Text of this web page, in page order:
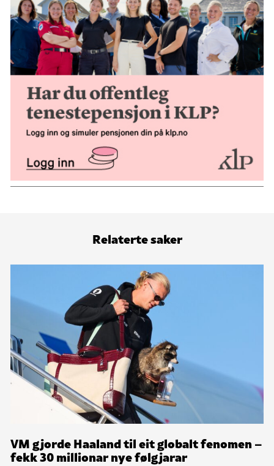
Relaterte saker
VM gjorde Haaland til eit globalt fenomen –
fekk 30 millionar nye følgjarar